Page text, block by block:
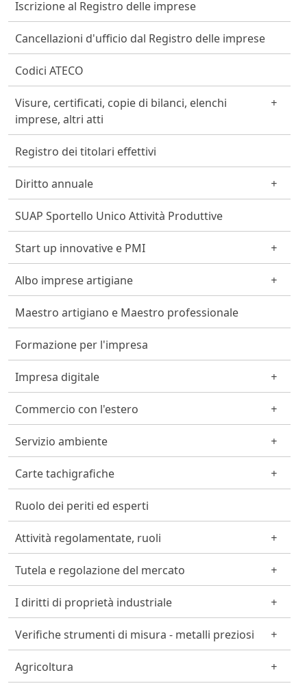
Iscrizione al Registro delle imprese
Cancellazioni d'ufficio dal Registro delle imprese
Codici ATECO
Visure, certificati, copie di bilanci, elenchi
imprese, altri atti
Registro dei titolari effettivi
Diritto annuale
SUAP Sportello Unico Attività Produttive
Start up innovative e PMI
Albo imprese artigiane
Maestro artigiano e Maestro professionale
Formazione per l'impresa
Impresa digitale
Commercio con l'estero
Servizio ambiente
Carte tachigrafiche
Ruolo dei periti ed esperti
Attività regolamentate, ruoli
Tutela e regolazione del mercato
I diritti di proprietà industriale
Verifiche strumenti di misura - metalli preziosi
Agricoltura